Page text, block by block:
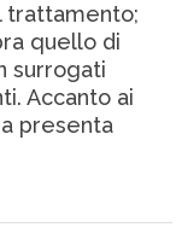
trattamento;
quello di
surrogati
Accanto ai
presenta